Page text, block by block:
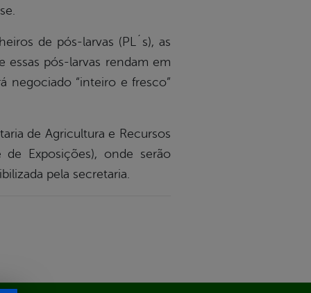
de pós-larvas (PL´s), as
essas pós-larvas rendam em
negociado “inteiro e fresco”
de Agricultura e Recursos
Exposições), onde serão
pela secretaria.